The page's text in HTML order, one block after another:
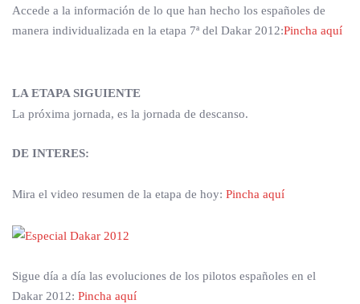
Accede a la información de lo que han hecho los españoles de
manera individualizada en la etapa 7ª del Dakar 2012:Pincha aquí
LA ETAPA SIGUIENTE
La próxima jornada, es la jornada de descanso.
DE INTERES:
Mira el video resumen de la etapa de hoy: Pincha aquí
Sigue día a día las evoluciones de los pilotos españoles en el
Dakar 2012: Pincha aquí